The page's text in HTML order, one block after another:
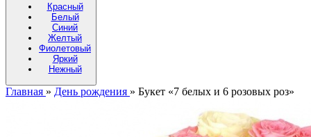
Красный
Белый
Синий
Желтый
Фиолетовый
Яркий
Нежный
Главная » День рождения » Букет «7 белых и 6 розовых роз»